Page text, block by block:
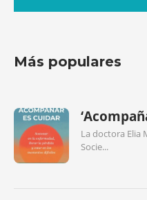
Más populares
La doctora Elia
Socie...